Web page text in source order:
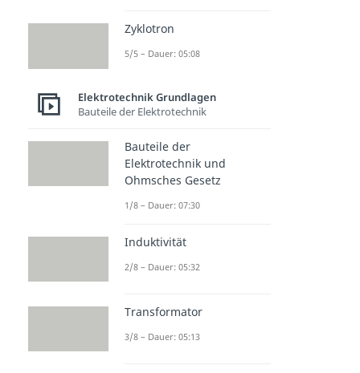
Zyklotron
5/5 – Dauer: 05:08
Elektrotechnik Grundlagen
Bauteile der Elektrotechnik
Bauteile der
Elektrotechnik und
Ohmsches Gesetz
1/8 – Dauer: 07:30
Induktivität
2/8 – Dauer: 05:32
Transformator
3/8 – Dauer: 05:13